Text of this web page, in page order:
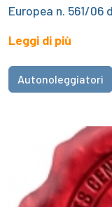
Europea n. 561/06
Leggi di più
Autonoleggiatori